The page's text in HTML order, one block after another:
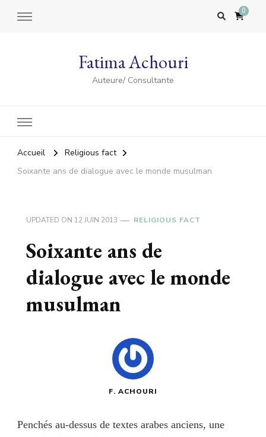
0
Fatima Achouri
Auteure/ Consultante
Accueil
Religious fact
Soixante ans de dialogue avec le monde musulman
UPDATED ON 12 JUIN 2013 RELIGIOUS FACT
Soixante ans de
dialogue avec le monde
musulman
F. ACHOURI
Penchés au-dessus de textes arabes anciens, une